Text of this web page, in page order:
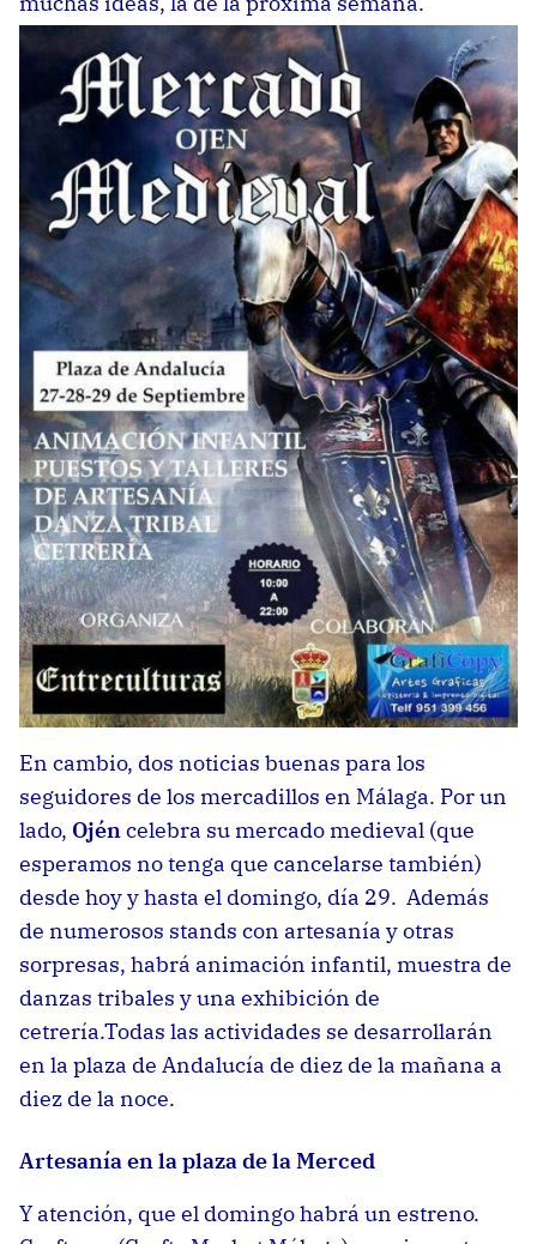
En cambio, dos noticias buenas para los
seguidores de los mercadillos en Málaga. Por un
lado, Ojéncelebra su mercado medieval (que
esperamos no tenga que cancelarse también)
desde hoy y hasta el domingo, día 29. Además
de numerosos stands con artesanía y otras
sorpresas, habrá animación infantil, muestra de
danzas tribales y una exhibición de
cetrería.Todas las actividades se desarrollarán
en la plaza de Andalucía de diez de la mañana a
diez de la noce.
Artesanía en la plaza de la Merced
Y atención, que el domingo habrá un estreno.